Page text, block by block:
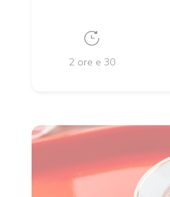
2 ore e 30